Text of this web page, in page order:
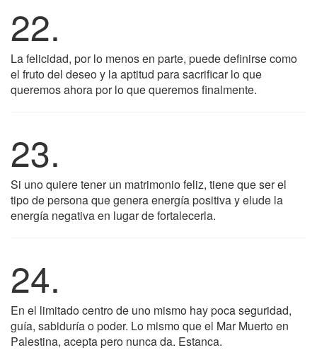
22.
La felicidad, por lo menos en parte, puede definirse como
el fruto del deseo y la aptitud para sacrificar lo que
queremos ahora por lo que queremos finalmente.
23.
Si uno quiere tener un matrimonio feliz, tiene que ser el
tipo de persona que genera energía positiva y elude la
energía negativa en lugar de fortalecerla.
24.
En el limitado centro de uno mismo hay poca seguridad,
guía, sabiduría o poder. Lo mismo que el Mar Muerto en
Palestina, acepta pero nunca da. Estanca.